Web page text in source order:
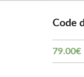
Code
79.00€